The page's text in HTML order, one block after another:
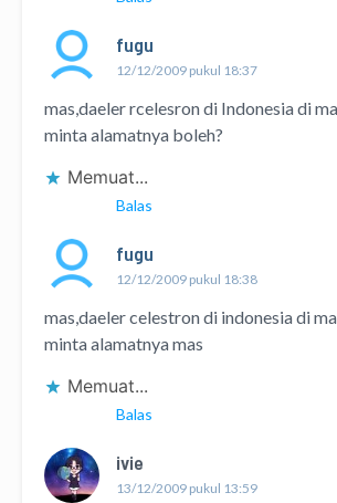
fugu
12/12/2009 pukul 18:37
mas,daeler rcelesron di Indonesia di
minta alamatnya boleh?
Memuat...
Balas
fugu
12/12/2009 pukul 18:38
mas,daeler celestron di indonesia di
minta alamatnya mas
Memuat...
Balas
ivie
13/12/2009 pukul 13:59